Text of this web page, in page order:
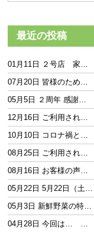
最近の投稿
01月11日 ２号店 家…
07月20日 皆様のため…
05月5日 ２周年 感謝…
12月16日 ご利用され…
10月10日 コロナ禍と…
08月25日 ご利用され…
08月16日 お客様の声…
05月22日 5月22日（土…
05月3日 新鮮野菜の特…
04月28日 今回は… …